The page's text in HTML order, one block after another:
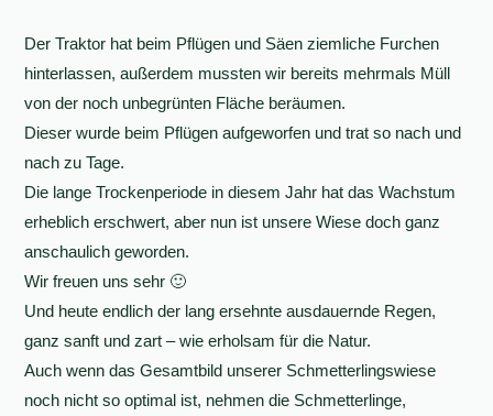
Der Traktor hat beim Pflügen und Säen ziemliche Furchen
hinterlassen, außerdem mussten wir bereits mehrmals Müll
von der noch unbegrünten Fläche beräumen.
Dieser wurde beim Pflügen aufgeworfen und trat so nach und
nach zu Tage.
Die lange Trockenperiode in diesem Jahr hat das Wachstum
erheblich erschwert, aber nun ist unsere Wiese doch ganz
anschaulich geworden.
Wir freuen uns sehr 🙂
Und heute endlich der lang ersehnte ausdauernde Regen,
ganz sanft und zart – wie erholsam für die Natur.
Auch wenn das Gesamtbild unserer Schmetterlingswiese
noch nicht so optimal ist, nehmen die Schmetterlinge,